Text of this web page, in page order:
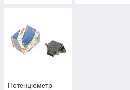
Потенціометр